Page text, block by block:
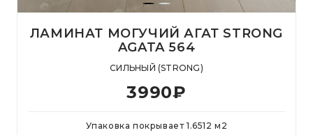
ЛАМИНАТ МОГУЧИЙ АГАТ STRONG
AGATA 564
СИЛЬНЫЙ (STRONG)
3990₽
Упаковка покрывает 1.6512 м 2